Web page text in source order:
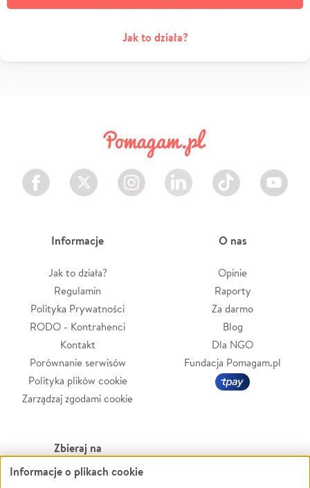
Jak to działa?
Facebook Twitter Instagram LinkedIn TikTok Youtube
Informacje
Jak to działa?
Regulamin
Polityka Prywatności
RODO - Kontrahenci
Kontakt
Porównanie serwisów
Polityka plików cookie
Zarządzaj zgodami cookie
O nas
Opinie
Raporty
Za darmo
Blog
Dla NGO
Fundacja Pomagam.pl
Zbieraj na
Leczenie
Informacje o plikach cookie